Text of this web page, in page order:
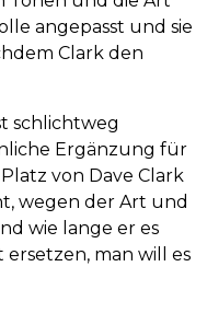
angepasst und sie
Clark den
schlichtweg
Ergänzung für
von Dave Clark
wegen der Art und
wie lange er es
man will es